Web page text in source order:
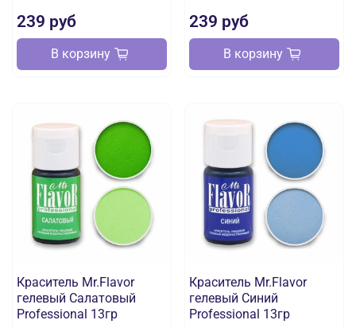
239 руб
В корзину
239 руб
В корзину
Краситель Mr.Flavor
гелевый Салатовый
Professional 13гр
Краситель Mr.Flavor
гелевый Синий
Professional 13гр